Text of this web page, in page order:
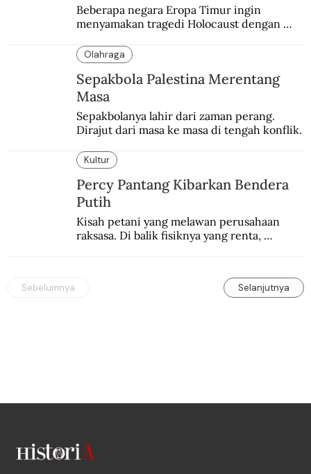
Beberapa negara Eropa Timur ingin
menyamakan tragedi Holocaust dengan
Olahraga
Sepakbola Palestina Merentang
Masa
Sepakbolanya lahir dari zaman perang.
Dirajut dari masa ke masa di tengah konflik.
Kultur
Percy Pantang Kibarkan Bendera
Putih
Kisah petani yang melawan perusahaan
raksasa. Di balik fisiknya yang renta,
Sebelumnya Selanjutnya